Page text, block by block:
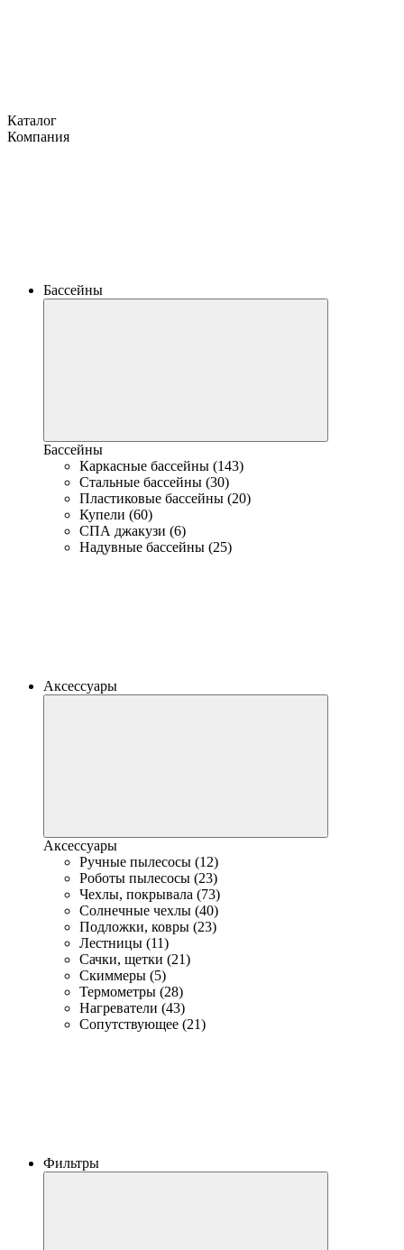
Каталог
Компания
Бассейны
Бассейны
Каркасные бассейны (143)
Стальные бассейны (30)
Пластиковые бассейны (20)
Купели (60)
СПА джакузи (6)
Надувные бассейны (25)
Аксессуары
Аксессуары
Ручные пылесосы (12)
Роботы пылесосы (23)
Чехлы, покрывала (73)
Солнечные чехлы (40)
Подложки, ковры (23)
Лестницы (11)
Сачки, щетки (21)
Скиммеры (5)
Термометры (28)
Нагреватели (43)
Сопутствующее (21)
Фильтры